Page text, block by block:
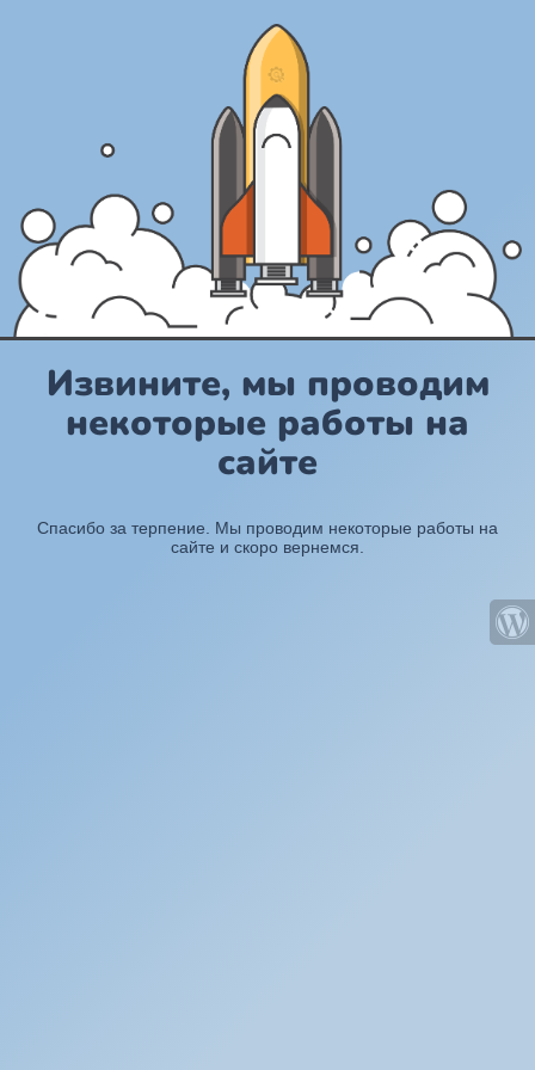
Извините, мы проводим
некоторые работы на
сайте
Спасибо за терпение. Мы проводим некоторые работы на
сайте и скоро вернемся.